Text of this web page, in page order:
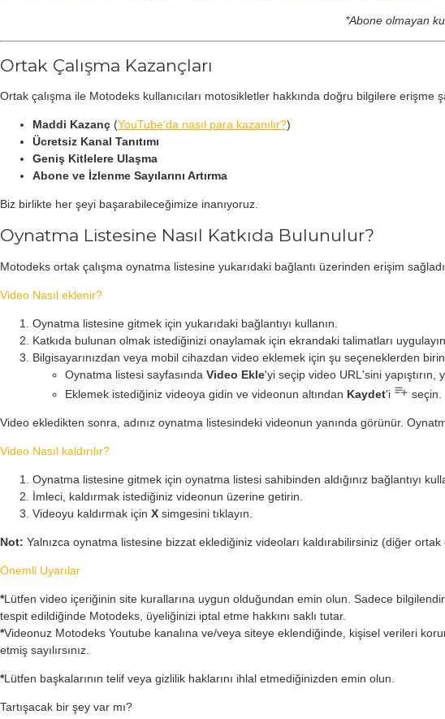
*Abone olmayan
Ortak Çalışma Kazançları
Ortak çalışma ile Motodeks kullanıcıları motosikletler hakkında doğru bilgilere
Maddi Kazanç (YouTube'da nasıl para kazanılır?)
Ücretsiz Kanal Tanıtımı
Geniş Kitlelere Ulaşma
Abone ve İzlenme Sayılarını Artırma
Biz birlikte her şeyi başarabileceğimize inanıyoruz.
Oynatma Listesine Nasıl Katkıda Bulunulur?
Motodeks ortak çalışma oynatma listesine yukarıdaki bağlantı üzerinden erişim
Video Nasıl eklenir?
Oynatma listesine gitmek için yukarıdaki bağlantıyı kullanın.
Katkıda bulunan olmak istediğinizi onaylamak için ekrandaki talimatları
Bilgisayarınızdan veya mobil cihazdan video eklemek için şu seçeneklerden
Oynatma listesi sayfasında Video Ekle'yi seçip video URL'sini
Eklemek istediğiniz videoya gidin ve videonun altından Kaydet'i seçin.
Video ekledikten sonra, adınız oynatma listesindeki videonun yanında görünür.
Video Nasıl kaldırılır?
Oynatma listesine gitmek için oynatma listesi sahibinden aldığınız bağlantıyı
İmleci, kaldırmak istediğiniz videonun üzerine getirin.
Videoyu kaldırmak için X simgesini tıklayın.
Not: Yalnızca oynatma listesine bizzat eklediğiniz videoları kaldırabilirsiniz (diğer ortak
Önemli Uyarılar
*Lütfen video içeriğinin site kurallarına uygun olduğundan emin olun. Sadece
tespit edildiğinde Motodeks, üyeliğinizi iptal etme hakkını saklı tutar.
*Videonuz Motodeks Youtube kanalına ve/veya siteye eklendiğinde, kişisel verileri
etmiş sayılırsınız.
*Lütfen başkalarının telif veya gizlilik haklarını ihlal etmediğinizden emin olun.
Tartışacak bir şey var mı?